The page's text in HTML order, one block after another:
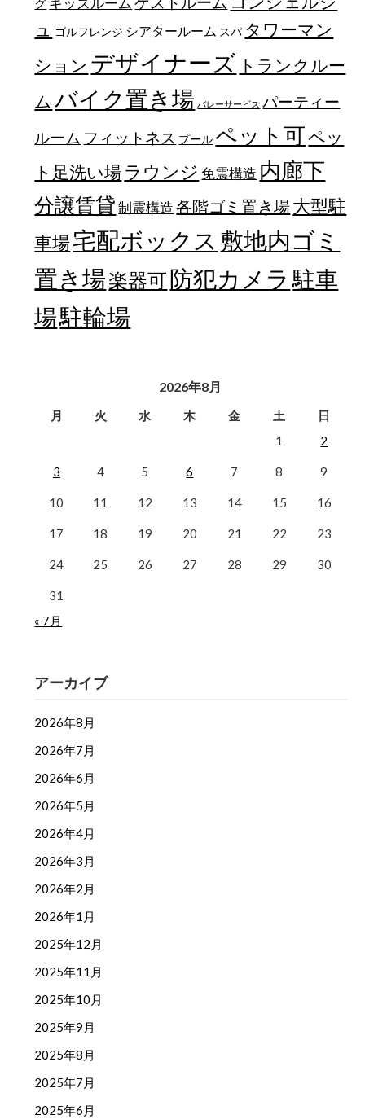
グ
ュ
ゴルフレンジ シアタールーム スパ タワーマン
ション デザイナーズ トランクルー
ム バイク置き場 バレーサービス パーティー
ルーム フィットネス プール ペット可ペッ
ト足洗い場 ラウンジ 免震構造 内廊下
分譲賃貸 制震構造 各階ゴミ置き場大型駐
車場宅配ボックス 敷地内ゴミ
置き場楽器可防犯カメラ 駐車
場駐輪場
2026年8月
月 火 水 木 金 土
日
1
2
3 4 5 6 7 8 9
10 11 12 13 14 15 16
17 18 19 20 21 22 23
24 25 26 27 28 29 30
31
« 7月
アーカイブ
2026年8月
2026年7月
2026年6月
2026年5月
2026年4月
2026年3月
2026年2月
2026年1月
2025年12月
2025年11月
2025年10月
2025年9月
2025年8月
2025年7月
2025年6月